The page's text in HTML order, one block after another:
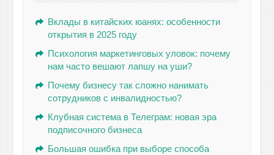
Вклады в китайских юанях: особенности
открытия в 2025 году
Психология маркетинговых уловок: почему
нам часто вешают лапшу на уши?
Почему бизнесу так сложно нанимать
сотрудников с инвалидностью?
Клубная система в Телеграм: новая эра
подписочного бизнеса
Большая ошибка при выборе способа